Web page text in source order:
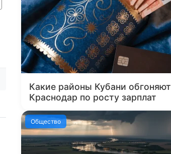
Какие районы Кубани обгоняют
Краснодар по росту зарплат
Общество